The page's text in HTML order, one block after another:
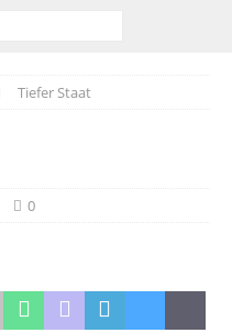
Tiefer Staat
0